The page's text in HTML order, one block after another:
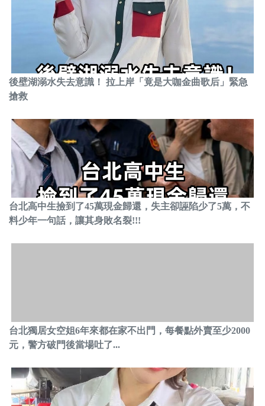
後壁湖溺水失去意識！ 拉上岸「竟是大咖金曲歌后」緊急
搶救
台北高中生撿到了45萬現金歸還，失主卻誣陷少了5萬，不
料少年一句話，讓其身敗名裂!!!
台北獨居女空姐6年來都在家不出門，每餐點外賣至少2000
元，警方破門後當場吐了...